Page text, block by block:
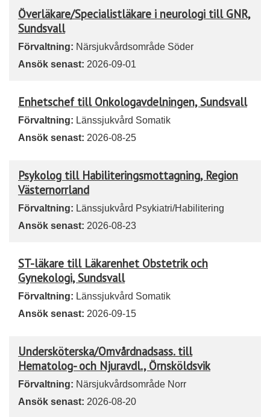
Överläkare/Specialistläkare i neurologi till GNR,
Sundsvall
Förvaltning: Närsjukvårdsområde Söder
Ansök senast: 2026-09-01
Enhetschef till Onkologavdelningen, Sundsvall
Förvaltning: Länssjukvård Somatik
Ansök senast: 2026-08-25
Psykolog till Habiliteringsmottagning, Region
Västernorrland
Förvaltning: Länssjukvård Psykiatri/Habilitering
Ansök senast: 2026-08-23
ST-läkare till Läkarenhet Obstetrik och
Gynekologi, Sundsvall
Förvaltning: Länssjukvård Somatik
Ansök senast: 2026-09-15
Undersköterska/Omvårdnadsass. till
Hematolog- och Njuravdl., Örnsköldsvik
Förvaltning: Närsjukvårdsområde Norr
Ansök senast: 2026-08-20